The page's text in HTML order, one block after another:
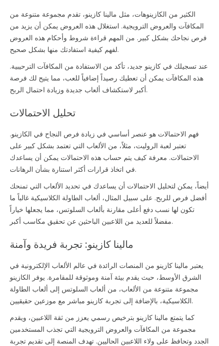
الكثير من الكازينوهات، مثل مالينا كازينو، تقدم مجموعة متنوعة من
المكافآت والعروض الترويجية. استغلال هذه العروض يمكن أن يزيد من
فرص نجاحك بشكل كبير. من المهم قراءة شروط وأحكام هذه العروض
لفهم كيفية استفادتك منها بشكل صحيح.
عند تسجيلك في كازينو جديد، تأكد من الاستفادة من المكافآت الترحيبية.
هذه المكافآت يمكن أن تعطيك رصيداً إضافياً للعب، مما يتيح لك فرصة
أكبر لاستكشاف ألعاب جديدة وزيادة احتمال الربح.
تحليل الاحتمالات
فهم الاحتمالات هو عنصر أساسي في زيادة فرص النجاح في الكازينو.
تعتبر لعبة الروليت، مثلاً، من الألعاب التي تعتمد بشكل كبير على
الاحتمالات. معرفة كيف يتم حساب هذه الاحتمالات يمكن أن يساعدك
في اتخاذ قرارات أكثر استنارة بشأن الرهانات.
أيضاً، يمكن لتحليل الاحتمالات أن يساعدك في تحديد الألعاب التي تمنحك
أفضل فرص للربح. على سبيل المثال، ألعاب الطاولة الكلاسيكية غالباً ما
تكون لها نسب دفع أعلى مقارنة بألعاب السلوتس، مما يجعلها خياراً
مفضلاً للعديد من اللاعبين الباحثين عن تحقيق مكاسب أكبر.
مالينا كازينو: تجربة فريدة وآمنة
يعتبر مالينا كازينو من المنصات الرائدة في عالم الألعاب الإلكترونية في
الشرق الأوسط، حيث يقدم بيئة آمنة وموثوقة للمقامرة. يوفر الكازينو
مجموعة متنوعة من الألعاب، من ألعاب السلوتس إلى ألعاب الطاولة
الكلاسيكية، بالإضافة إلى تجربة كازينو مباشر مع موزعين حقيقيين.
كما يتمتع مالينا كازينو بترخيص رسمي يعزز من ثقة اللاعبين، ويقدم
مجموعة من المكافآت والعروض الترويجية التي تجذب المستخدمين
الجدد وتحافظ على ولاء اللاعبين الحاليين. تهدف المنصة إلى تقديم تجربة